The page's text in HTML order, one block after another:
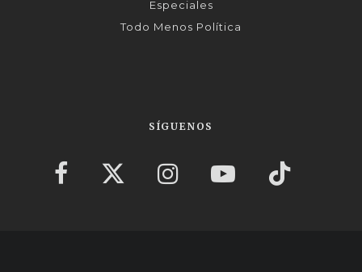
Especiales
Todo Menos Política
SÍGUENOS